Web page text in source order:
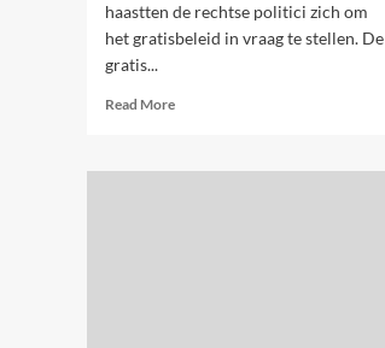
haastten de rechtse politici zich om
het gratisbeleid in vraag te stellen. De
gratis...
Read MoreRead
Rechtse